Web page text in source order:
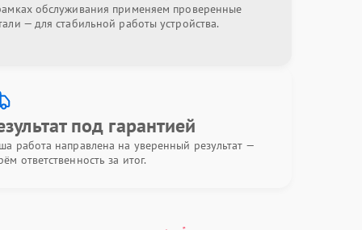
обслуживания применяем проверенные
— для стабильной работы устройства.
под гарантией
работа направлена на уверенный результат —
ответственность за итог.